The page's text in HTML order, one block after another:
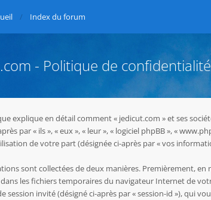
Index du forum
- Politique de confidentialité
explique en détail comment « jedicut.com » et ses
par « ils », « eux », « leur », « logiciel phpBB », «
de votre part (désignée ci-après par « vos
sont collectées de deux manières. Premièrement,
les fichiers temporaires du navigateur Internet de
session invité (désigné ci-après par « session-id »), qui